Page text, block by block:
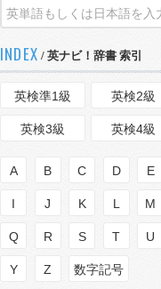
INDEX / 英ナビ！辞書 索引
英検準1級 英検2級
英検3級 英検4級
A B C D E
I J K L M
Q R S T U
Y Z 数字記号